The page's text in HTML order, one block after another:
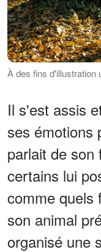
À des fins d'illustration
Il s'est assis
ses émotions
parlait de son
certains lui
comme quels
son animal
organisé une